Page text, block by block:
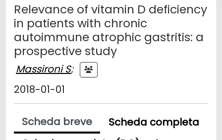
Relevance of vitamin D deficiency
in patients with chronic
autoimmune atrophic gastritis: a
prospective study
Massironi S;
2018-01-01
Scheda breve
Scheda completa